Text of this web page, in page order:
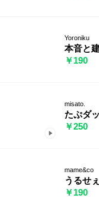
Yoroniku
本音と
￥190
misato.
たぷダ
￥250
mame&co
うるせ
￥190